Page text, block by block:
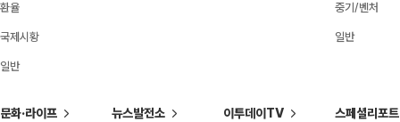
환율
국제시황
일반
중기/벤처
일반
문화·라이프 뉴스발전소 이투데이TV 스페셜리포트